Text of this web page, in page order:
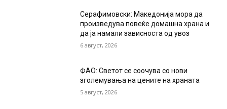
Серафимовски: Македонија мора да
произведува повеќе домашна храна и
да ја намали зависноста од увоз
6 август, 2026
ФАО: Светот се соочува со нови
зголемувања на цените на храната
5 август, 2026